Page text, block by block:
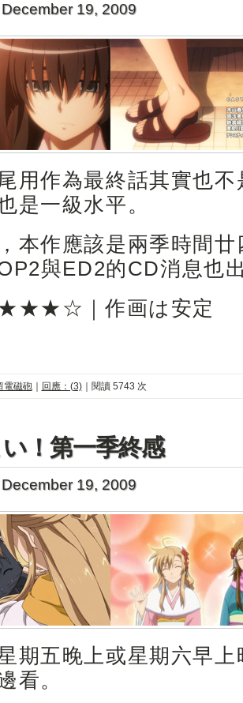
19, 2009
用作為最終話其實也
是一級水平。
本作應該是兩季時間
與ED2的CD消息也
｜作画は安定
電磁砲｜ 回應：(3)｜閱讀 5743 次
！第一季終感
19, 2009
期五晚上或星期六早
看。